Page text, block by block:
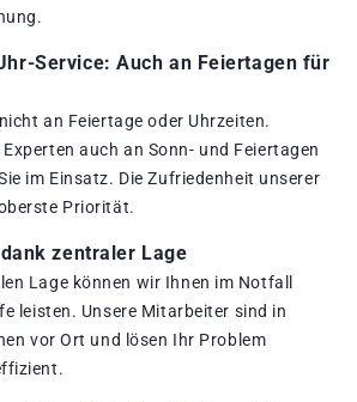
Service: Auch an Feiertagen für
an Feiertage oder Uhrzeiten.
auch an Sonn- und Feiertagen
im Einsatz. Die Zufriedenheit unserer
Priorität.
zentraler Lage
Lage können wir Ihnen im Notfall
leisten. Unsere Mitarbeiter sind in
vor Ort und lösen Ihr Problem